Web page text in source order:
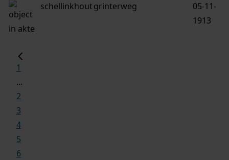
schellinkhoutgrinterweg
05-11-
1913
1
...
2
3
4
5
6